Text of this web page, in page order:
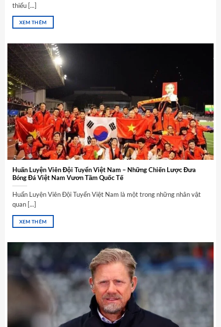
thiếu [...]
XEM THÊM
Huấn Luyện Viên Đội Tuyển Việt Nam – Những Chiến Lược Đưa
Bóng Đá Việt Nam Vươn Tầm Quốc Tế
Huấn Luyện Viên Đội Tuyển Việt Nam là một trong những nhân vật
quan [...]
XEM THÊM